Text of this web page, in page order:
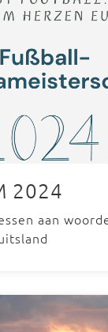
2024
aan